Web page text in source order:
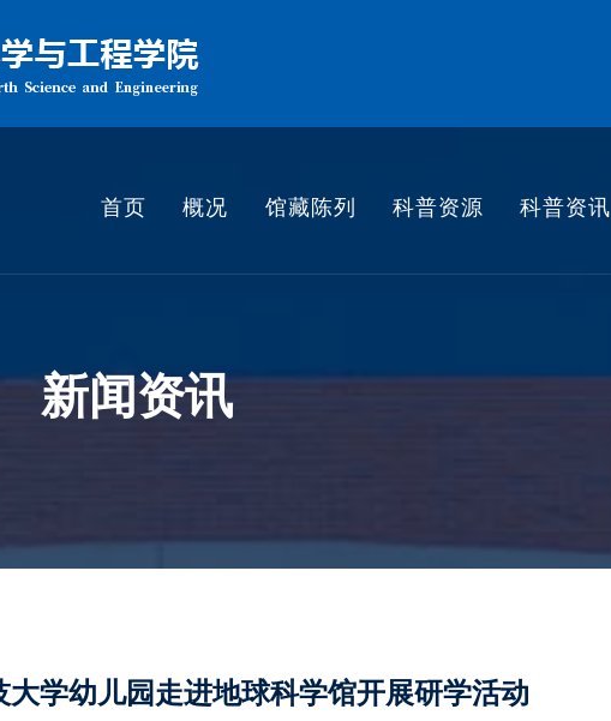
首页 概况 馆藏陈列 科普资源 科普资讯
新闻资讯
学幼儿园走进地球科学馆开展研学活动